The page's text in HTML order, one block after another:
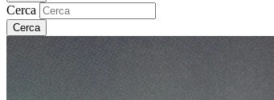
Cerca